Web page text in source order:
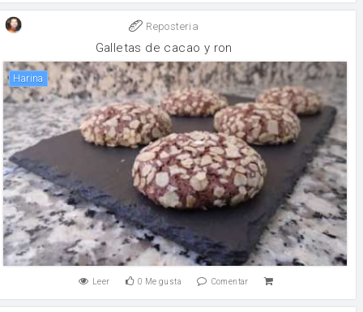
Reposteria
Galletas de cacao y ron
harina
Leer 0 Me gusta Comentar